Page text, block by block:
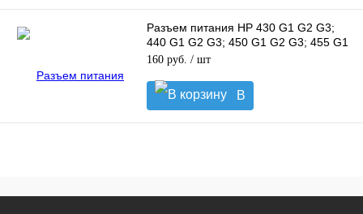
корзину
Разъем питания HP 430 G1 G2 G3;
440 G1 G2 G3; 450 G1 G2 G3; 455 G1
G2 G3; 470 G1 G2 G3
160 руб. / шт
В
корзину